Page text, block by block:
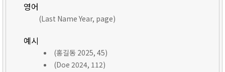
영어
(Last Name Year, page)
예시
(홍길동 2025, 45)
(Doe 2024, 112)